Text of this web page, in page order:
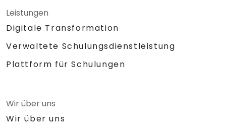
Leistungen
Digitale Transformation
Verwaltete Schulungsdienstleistung
Plattform für Schulungen
Wir über uns
Wir über uns